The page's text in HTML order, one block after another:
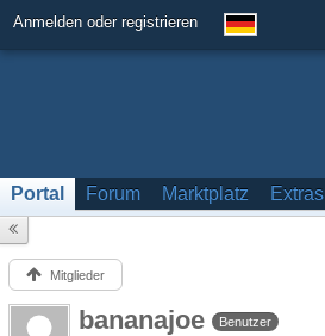
Anmelden oder registrieren
Portal Forum Marktplatz Extras
Mitglieder
bananajoe
Benutzer